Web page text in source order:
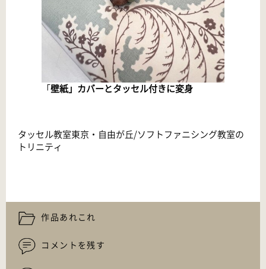
「壁紙」カバーとタッセル付きに変身
タッセル教室東京・自由が丘/ソフトファニシング教室の
トリニティ
作品あれこれ
コメントを残す